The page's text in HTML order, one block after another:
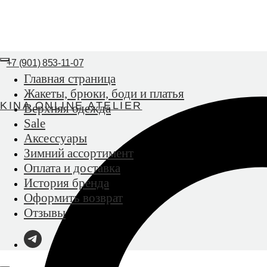
Главная страница
Жакеты, брюки, боди и платья
Верхняя одежда
Sale
Аксессуары
Зимний ассортимент
Оплата и доставка
История бренда
Оформить возврат
Отзывы
+7 (901) 853-11-07
KINA ONLINE ATELIER